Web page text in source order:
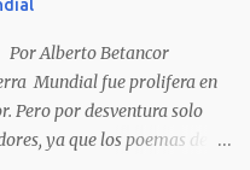
Betancor
fue prolifera en
Pero por desventura solo
ya que los poemas de